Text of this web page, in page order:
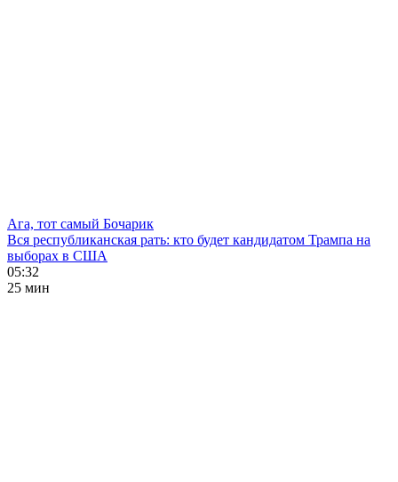
Ага, тот самый Бочарик
Вся республиканская рать: кто будет кандидатом Трампа на
выборах в США
05:32
25 мин